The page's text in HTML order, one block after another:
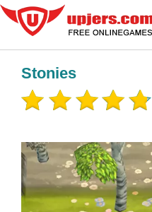
Stonies